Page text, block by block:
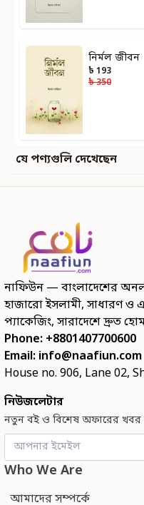
নির্মল জীবন
৳ 193
৳ 350
যে পণ্যগুলি দেখেছেন
নাফিউন — বাংলাদেশের
হাজারো ইসলামী, সাধারণ ও
প্যাকেজিং, সারাদেশে দ্রুত
Phone: +8801407700600
Email: info@naafiun.com
House no. 906, Lane 02,
নিউজলেটার
নতুন বই ও বিশেষ অফারের খবর
Who We Are
আমাদের সম্পর্কে